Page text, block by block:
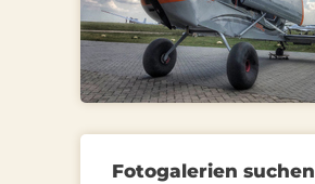
Fotogalerien suchen